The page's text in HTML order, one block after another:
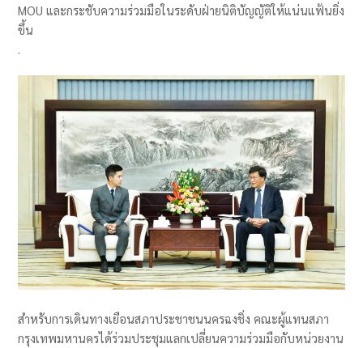
MOU และกระชับความร่วมมือในระดับฝ่ายนิติบัญญัติให้แน่นแฟ้นยิ่ง
ขึ้น
.
สำหรับการเดินทางเยือนสภาประชาชนนครฉงชิ่ง คณะผู้แทนสภา
กรุงเทพมหานครได้ร่วมประชุมแลกเปลี่ยนความร่วมมือกับหน่วยงาน